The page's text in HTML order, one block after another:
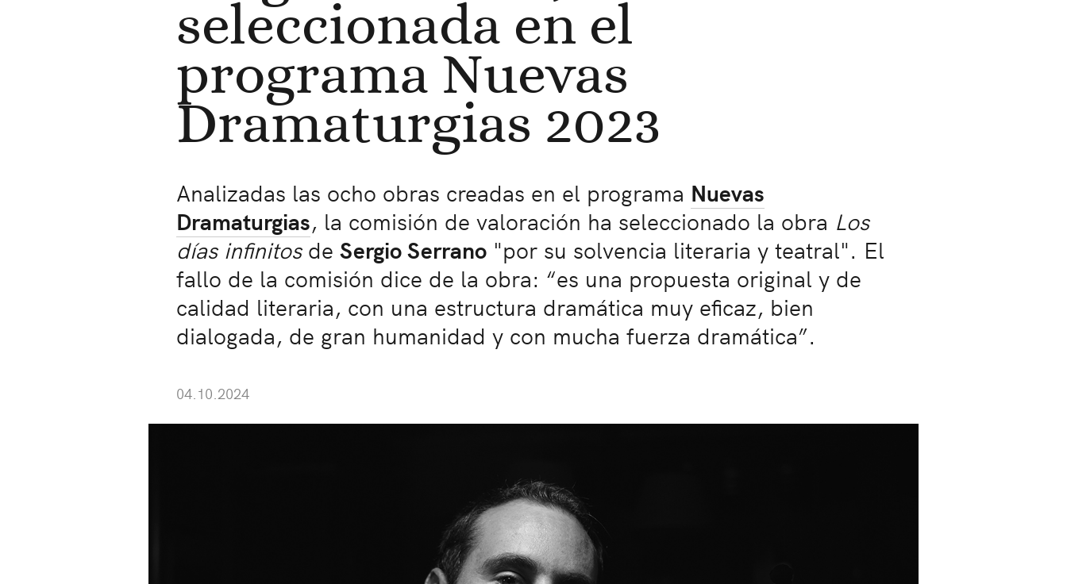
seleccionada en el
programa Nuevas
Dramaturgias 2023
Analizadas las ocho obras creadas en el programa Nuevas
Dramaturgias, la comisión de valoración ha seleccionado la obra Los
días infinitosde Sergio Serrano "por su solvencia literaria y teatral". El
fallo de la comisión dice de la obra: “es una propuesta original y de
calidad literaria, con una estructura dramática muy eficaz, bien
dialogada, de gran humanidad y con mucha fuerza dramática”.
04.10.2024